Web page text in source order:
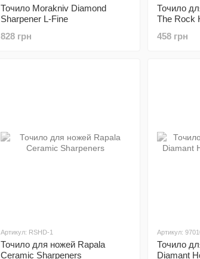
Точило Morakniv Diamond
Sharpener L-Fine
828 грн
Точило
The Rock
458 грн
Артикул: RSHD-1
Точило для ножей Rapala
Ceramic Sharpeners
Артикул:
Точило
Diamant